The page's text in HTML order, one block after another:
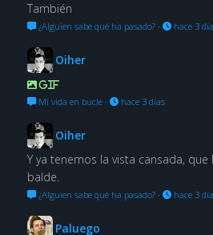
También
¿Alguien sabe qué ha pasado?· hace 3
Oiher
GIF
Mi vida en bucle· hace 3 días
Oiher
Y ya tenemos la vista cansada,
balde.
¿Alguien sabe qué ha pasado?· hace 3
Paluego